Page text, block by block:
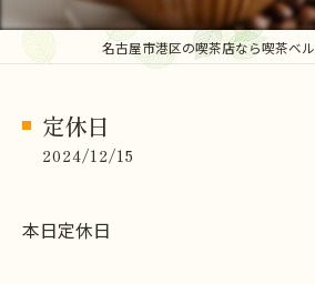
名古屋市港区の喫茶店なら喫茶ベル
定休日
2024/12/15
本日定休日